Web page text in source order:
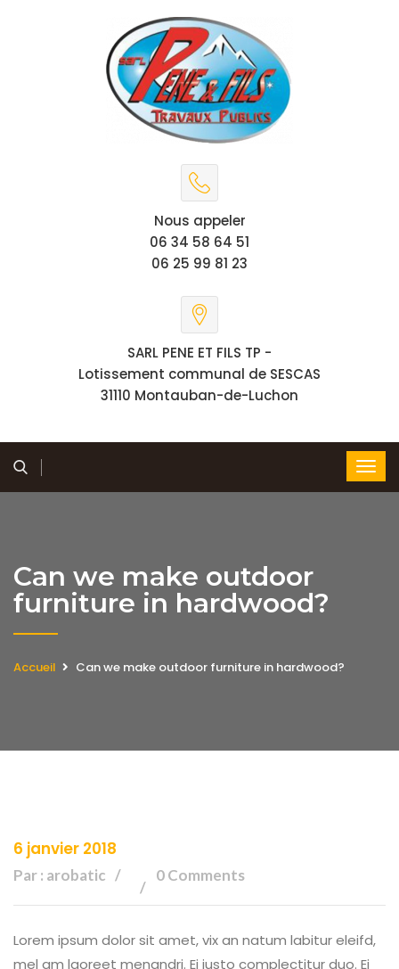
Nous appeler
06 34 58 64 51
06 25 99 81 23
SARL PENE ET FILS TP -
Lotissement communal de SESCAS
31110 Montauban-de-Luchon
Can we make outdoor
furniture in hardwood?
Accueil Can we make outdoor furniture in hardwood?
6 janvier 2018
Par : arobatic 0 Comments
Lorem ipsum dolor sit amet, vix an natum labitur eleifd,
mel am laoreet menandri. Ei justo complectitur duo. Ei